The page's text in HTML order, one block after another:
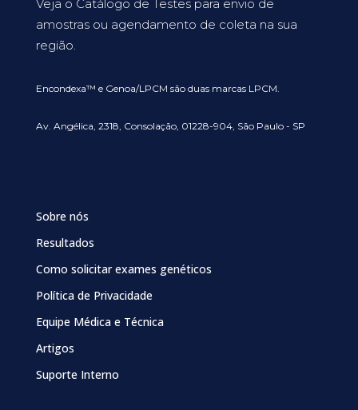
Veja o Catálogo de Testes para envio de
amostras ou agendamento de coleta na sua
região.
Encondexa™ e Genoa/LPCM são duas marcas LPCM.
Av. Angélica, 2318, Consolação, 01228-904, São Paulo - SP
Sobre nós
Resultados
Como solicitar exames genéticos
Política de Privacidade
Equipe Médica e Técnica
Artigos
Suporte Interno